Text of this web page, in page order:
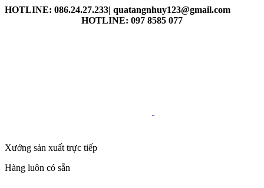
HOTLINE: 086.24.27.233| quatangnhuy123@gmail.com
HOTLINE: 097 8585 077
Xưởng sản xuất trực tiếp
Hàng luôn có sẵn